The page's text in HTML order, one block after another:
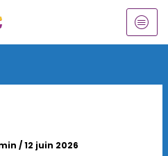
/12 juin 2026